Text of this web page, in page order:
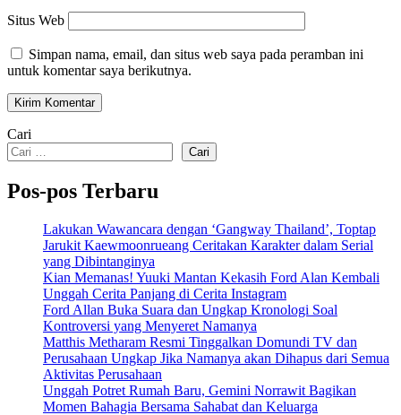
Situs Web
Simpan nama, email, dan situs web saya pada peramban ini
untuk komentar saya berikutnya.
Cari
Cari
Pos-pos Terbaru
Lakukan Wawancara dengan ‘Gangway Thailand’, Toptap
Jarukit Kaewmoonrueang Ceritakan Karakter dalam Serial
yang Dibintanginya
Kian Memanas! Yuuki Mantan Kekasih Ford Alan Kembali
Unggah Cerita Panjang di Cerita Instagram
Ford Allan Buka Suara dan Ungkap Kronologi Soal
Kontroversi yang Menyeret Namanya
Matthis Metharam Resmi Tinggalkan Domundi TV dan
Perusahaan Ungkap Jika Namanya akan Dihapus dari Semua
Aktivitas Perusahaan
Unggah Potret Rumah Baru, Gemini Norrawit Bagikan
Momen Bahagia Bersama Sahabat dan Keluarga